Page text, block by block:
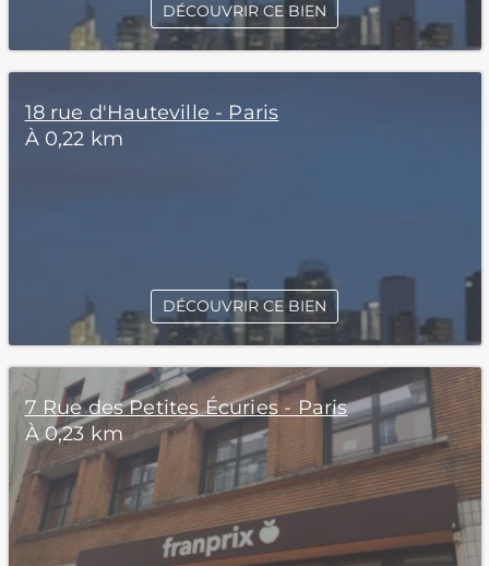
DÉCOUVRIR CE BIEN
18 rue d'Hauteville - Paris
À 0,22 km
DÉCOUVRIR CE BIEN
7 Rue des Petites Écuries - Paris
À 0,23 km